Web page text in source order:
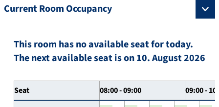
Current Room Occupancy
This room has no available seat for today.
The next available seat is on 10. August 2026
Seat 08:00 - 09:00 09:00 -